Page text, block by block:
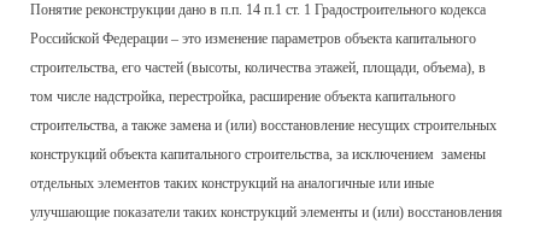
Понятие реконструкции дано в п.п. 14 п.1 ст. 1 Градостроительного кодекса
Российской Федерации – это изменение параметров объекта капитального
строительства, его частей (высоты, количества этажей, площади, объема), в
том числе надстройка, перестройка, расширение объекта капитального
строительства, а также замена и (или) восстановление несущих строительных
конструкций объекта капитального строительства, за исключением замены
отдельных элементов таких конструкций на аналогичные или иные
улучшающие показатели таких конструкций элементы и (или) восстановления